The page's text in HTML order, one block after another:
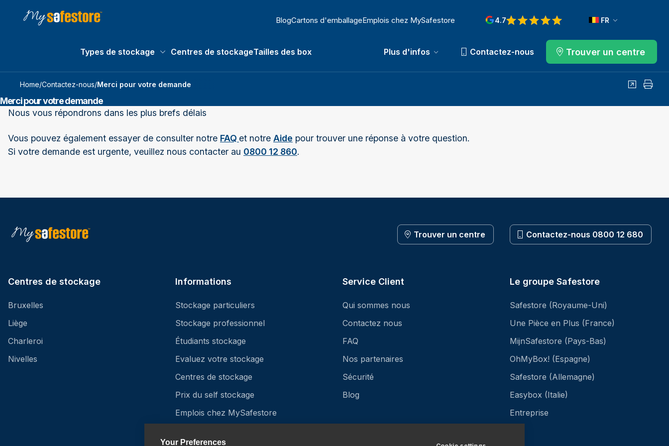
Your Preferences
BlogCartons d'emballageEmplois chez MySafestore 4.7
Types de stockage Centres de stockageTailles des box Plus d'infos Contactez-nous Trouver un centre
FR
Home/Contactez-nous/Merci pour votre demande Partager
Merci pour votre demande
Nous vous répondrons dans les plus brefs délais
Vous pouvez également essayer de consulter notre FAQ et notre Aide pour trouver une réponse à votre question.
Si votre demande est urgente, veuillez nous contacter au 0800 12 860.
Trouver un centre Contactez-nous 0800 12 680
Centres de stockage
Bruxelles
Liège
Charleroi
Nivelles
Informations
Stockage particuliers
Stockage professionnel
Étudiants stockage
Evaluez votre stockage
Centres de stockage
Prix du self stockage
Emplois chez MySafestore
Service Client
Qui sommes nous
Contactez nous
FAQ
Nos partenaires
Sécurité
Blog
Le groupe Safestore
Safestore (Royaume-Uni)
Une Pièce en Plus (France)
MijnSafestore (Pays-Bas)
OhMyBox! (Espagne)
Safestore (Allemagne)
Easybox (Italie)
Entreprise